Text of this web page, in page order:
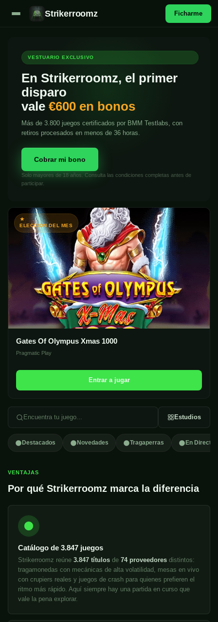
Strikerroomz Ficharme
VESTUARIO EXCLUSIVO
En Strikerroomz, el primer
disparo
vale €600 en bonos
Más de 3.800 juegos certificados por BMM Testlabs, con
retiros procesados en menos de 36 horas.
Cobrar mi bono
Solo mayores de 18 años. Consulta las condiciones completas antes de
participar.
ELECCIÓN DEL MES
Gates Of Olympus Xmas 1000
Pragmatic Play
Entrar a jugar
Encuentra tu juego... Estudios
Destacados Novedades Tragaperras En Directo
VENTAJAS
Por qué Strikerroomz marca la diferencia
Catálogo de 3.847 juegos
Strikerroomz reúne 3.847 títulos de 74 proveedores distintos:
tragamonedas con mecánicas de alta volatilidad, mesas en vivo
con crupiers reales y juegos de crash para quienes prefieren el
ritmo más rápido. Aquí siempre hay una partida en curso que
vale la pena explorar.